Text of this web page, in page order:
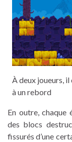
À deux joueurs, il
à un rebord
En outre, chaque
des blocs
fissurés d’une